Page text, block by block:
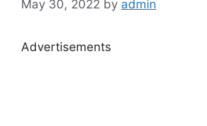
May 30, 2022 by admin
Advertisements